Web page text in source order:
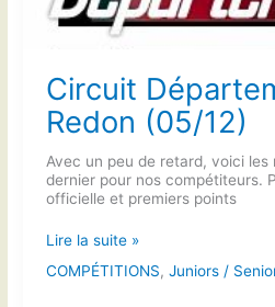
Circuit
Redon (05/12)
Avec un peu de retard, voici les
dernier pour nos compétiteurs.
officielle et premiers points
Circuit
Départemental
N°1
Lire la suite »
COMPÉTITIONS, Juniors /